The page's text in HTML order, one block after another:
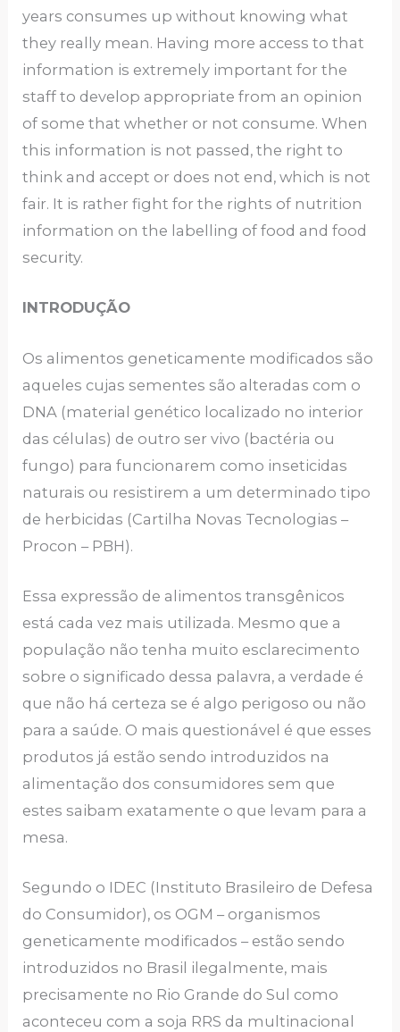
years consumes up without knowing what
they really mean. Having more access to that
information is extremely important for the
staff to develop appropriate from an opinion
of some that whether or not consume. When
this information is not passed, the right to
think and accept or does not end, which is not
fair. It is rather fight for the rights of nutrition
information on the labelling of food and food
security.
INTRODUÇÃO
Os alimentos geneticamente modificados são
aqueles cujas sementes são alteradas com o
DNA (material genético localizado no interior
das células) de outro ser vivo (bactéria ou
fungo) para funcionarem como inseticidas
naturais ou resistirem a um determinado tipo
de herbicidas (Cartilha Novas Tecnologias –
Procon – PBH).
Essa expressão de alimentos transgênicos
está cada vez mais utilizada. Mesmo que a
população não tenha muito esclarecimento
sobre o significado dessa palavra, a verdade é
que não há certeza se é algo perigoso ou não
para a saúde. O mais questionável é que esses
produtos já estão sendo introduzidos na
alimentação dos consumidores sem que
estes saibam exatamente o que levam para a
mesa.
Segundo o IDEC (Instituto Brasileiro de Defesa
do Consumidor), os OGM – organismos
geneticamente modificados – estão sendo
introduzidos no Brasil ilegalmente, mais
precisamente no Rio Grande do Sul como
aconteceu com a soja RRS da multinacional